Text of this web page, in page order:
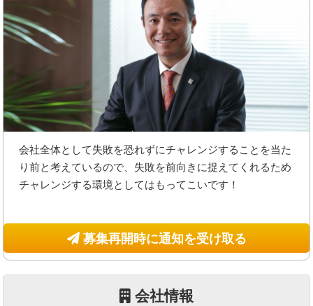
会社全体として失敗を恐れずにチャレンジすることを当た
り前と考えているので、失敗を前向きに捉えてくれるため
チャレンジする環境としてはもってこいです！
募集再開時に通知を受け取る
会社情報